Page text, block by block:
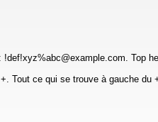
!def!xyz%abc@example.com. Top
Tout ce qui se trouve à gauche du